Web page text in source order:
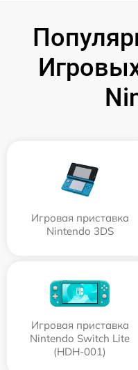
Игровая приставка
Nintendo 3DS
Игровая приставка
Nintendo Switch Lite
(HDH-001)